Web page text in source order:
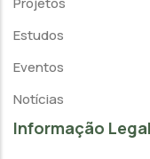
Estudos
Eventos
Notícias
Informação Legal